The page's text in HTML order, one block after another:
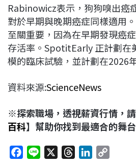
Rabinowicz表示，狗狗嗅出癌
對於早期與晚期癌症同樣適用
至關重要，因為在早期發現癌
存活率。SpotitEarly 正計劃在
模的臨床試驗，並計劃在2026
資料來源:ScienceNews
※探索職場，透視薪資行情，
百科】幫助你找到最適合的舞台